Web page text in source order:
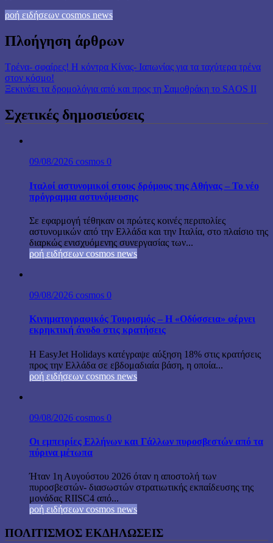
ροή ειδήσεων cosmos news
Πλοήγηση άρθρων
Τρένα- σφαίρες! Η κόντρα Κίνας- Ιαπωνίας για τα ταχύτερα τρένα
στον κόσμο!
Ξεκινάει τα δρομολόγια από και προς τη Σαμοθράκη το SAOS ΙΙ
Σχετικές δημοσιεύσεις
09/08/2026 cosmos 0
Ιταλοί αστυνομικοί στους δρόμους της Αθήνας – Το νέο
πρόγραμμα αστυνόμευσης
Σε εφαρμογή τέθηκαν οι πρώτες κοινές περιπολίες
αστυνομικών από την Ελλάδα και την Ιταλία, στο πλαίσιο της
διαρκώς ενισχυόμενης συνεργασίας των...
ροή ειδήσεων cosmos news
09/08/2026 cosmos 0
Κινηματογραφικός Τουρισμός – Η «Οδύσσεια» φέρνει
εκρηκτική άνοδο στις κρατήσεις
Η EasyJet Holidays κατέγραψε αύξηση 18% στις κρατήσεις
προς την Ελλάδα σε εβδομαδιαία βάση, η οποία...
ροή ειδήσεων cosmos news
09/08/2026 cosmos 0
Οι εμπειρίες Ελλήνων και Γάλλων πυροσβεστών από τα
πύρινα μέτωπα
Ήταν 1η Αυγούστου 2026 όταν η αποστολή των
πυροσβεστών- διασωστών στρατιωτικής εκπαίδευσης της
μονάδας RIISC4 από...
ροή ειδήσεων cosmos news
ΠΟΛΙΤΙΣΜΟΣ ΕΚΔΗΛΩΣΕΙΣ